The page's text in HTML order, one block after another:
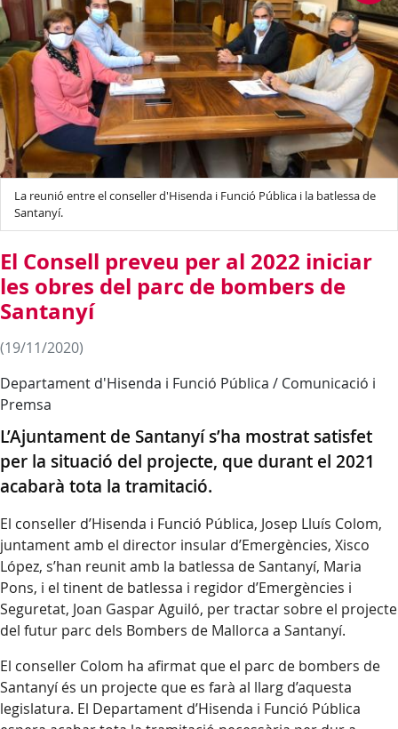
La reunió entre el conseller d'Hisenda i Funció Pública i la batlessa de
Santanyí.
El Consell preveu per al 2022 iniciar
les obres del parc de bombers de
Santanyí
(19/11/2020)
Departament d'Hisenda i Funció Pública / Comunicació i
Premsa
L’Ajuntament de Santanyí s’ha mostrat satisfet
per la situació del projecte, que durant el 2021
acabarà tota la tramitació.
El conseller d’Hisenda i Funció Pública, Josep Lluís Colom,
juntament amb el director insular d’Emergències, Xisco
López, s’han reunit amb la batlessa de Santanyí, Maria
Pons, i el tinent de batlessa i regidor d’Emergències i
Seguretat, Joan Gaspar Aguiló, per tractar sobre el projecte
del futur parc dels Bombers de Mallorca a Santanyí.
El conseller Colom ha afirmat que el parc de bombers de
Santanyí és un projecte que es farà al llarg d’aquesta
legislatura. El Departament d’Hisenda i Funció Pública